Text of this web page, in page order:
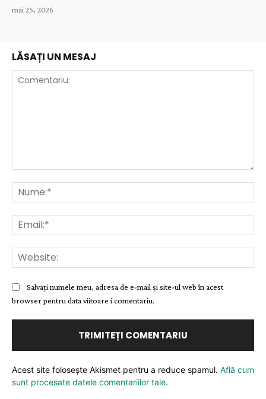
mai 25, 2026
LĂSAȚI UN MESAJ
Salvați numele meu, adresa de e-mail și site-ul web în acest
browser pentru data viitoare i comentariu.
Acest site folosește Akismet pentru a reduce spamul. Află cum
sunt procesate datele comentariilor tale.